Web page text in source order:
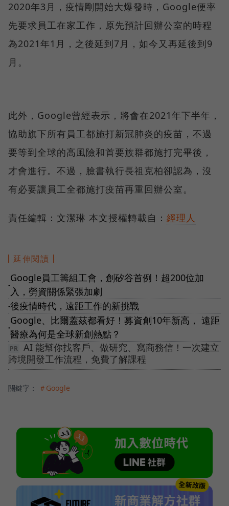
2020年3月，疫情剛開始大爆發時，Google便率
先要求員工在家工作，原先預計回辦公室的時程
為2021年1月，之後延到7月，如今又再延後到9
月。
此外，Google曾經表示，將會在2021年下半年，
協助旗下所有員工都施打新冠肺炎的疫苗，不過
要等到全球的高風險和首要族群都施打完畢後，
才會進行。不過，臉書執行長祖克柏卻認為，沒
有必要讓員工全都施打疫苗再重回辦公室。
責任編輯：文潔琳 本文授權轉載自： 經理人
延伸閱讀
●
Google員工籌組工會，創矽谷首例！超200位加
入，勞資關係緊張加劇
●後疫情時代，遠距工作的新挑戰
●
Google、比爾蓋茲都看好！募資創10年新高， 遠距
醫療為何是全球新創熱點？
AI 能幫你找客戶、做研究、寫商務信！一次建立
跨境開發工作流程，免費了解課程
關鍵字： ＃Google